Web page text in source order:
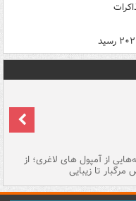
از آمپول های لاغری؛ از
مرگبار تا زیبایی